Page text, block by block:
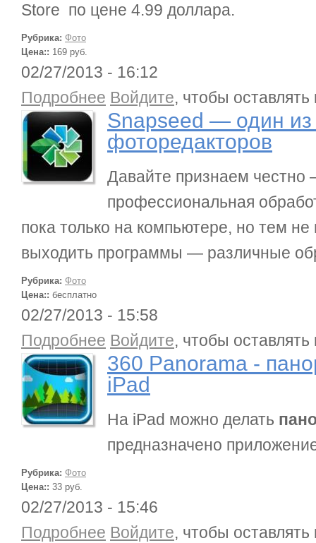
Store по цене 4.99 доллара.
Рубрика: Фото
Цена:: 169 руб.
02/27/2013 - 16:12
Подробнее о Snapseed — один из лучших фоторедакторов
Войдите, чтобы
Snapseed — один
фоторедакторов
Давайте признаем
профессиональная
пока только на компьютере, но тем
выходить программы — различные
Рубрика: Фото
Цена:: бесплатно
02/27/2013 - 15:58
Подробнее о 360 Panorama - панорамное фото на iPad
Войдите, чтобы
360 Panorama -
iPad
На iPad можно делать
предназначено
Рубрика: Фото
Цена:: 33 руб.
02/27/2013 - 15:46
Подробнее о BeFunky Photo Editor
Войдите, чтобы